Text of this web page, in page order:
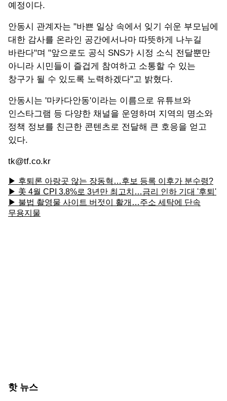
예정이다.
안동시 관계자는 "바쁜 일상 속에서 잊기 쉬운 부모님에
대한 감사를 온라인 공간에서나마 따뜻하게 나누길
바란다"며 "앞으로도 공식 SNS가 시정 소식 전달뿐만
아니라 시민들이 즐겁게 참여하고 소통할 수 있는
창구가 될 수 있도록 노력하겠다"고 밝혔다.
안동시는 '마카다안동'이라는 이름으로 유튜브와
인스타그램 등 다양한 채널을 운영하며 지역의 명소와
정책 정보를 친근한 콘텐츠로 전달해 큰 호응을 얻고
있다.
tk@tf.co.kr
▶ 후퇴론 아랑곳 않는 장동혁…후보 등록 이후가 분수령?
▶ 美 4월 CPI 3.8%로 3년만 최고치…금리 인하 기대 '후퇴'
▶ 불법 촬영물 사이트 버젓이 활개…주소 세탁에 단속
무용지물
핫 뉴스